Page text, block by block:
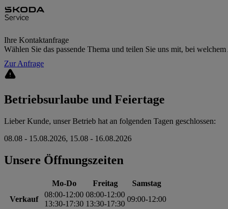
Ihre Kontaktanfrage
Wählen Sie das passende Thema und teilen Sie uns mit, bei
Zur Anfrage
Betriebsurlaube und Feiertage
Lieber Kunde, unser Betrieb hat an folgenden Tagen geschlossen:
08.08 - 15.08.2026, 15.08 - 16.08.2026
Unsere Öffnungszeiten
Mo-Do Freitag
Samstag
Verkauf
08:00-12:00
13:30-17:30
08:00-12:00
13:30-17:30
09:00-12:00